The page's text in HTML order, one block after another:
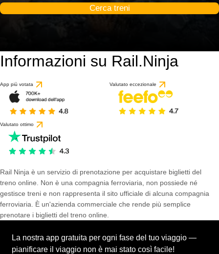
Cerca treni
Informazioni su Rail.Ninja
App più votata Valutato eccezionale
Valutato ottimo
Rail Ninja è un servizio di prenotazione per acquistare biglietti del
treno online. Non è una compagnia ferroviaria, non possiede né
gestisce treni e non rappresenta il sito ufficiale di alcuna compagnia
ferroviaria. È un'azienda commerciale che rende più semplice
prenotare i biglietti del treno online.
La nostra app gratuita per ogni fase del tuo viaggio —
pianificare il viaggio non è mai stato così facile!